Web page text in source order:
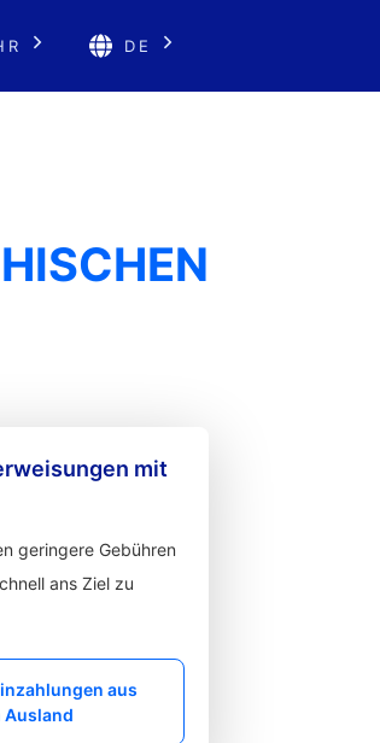
DE
mit
geringere Gebühren
ans Ziel zu
aus
Ausland